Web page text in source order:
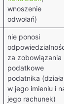
wnoszenie
odwołań)
nie ponosi
odpowiedzialności
za zobowiązania
podatkowe
podatnika (działa
w jego imieniu i na
jego rachunek)